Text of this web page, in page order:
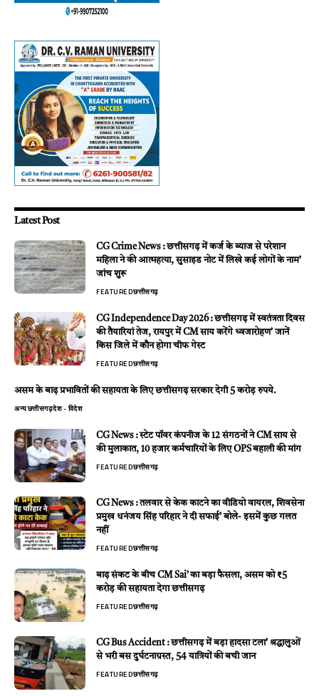
Latest Post
CG Crime News : छत्तीसगढ़ में कर्ज के ब्याज से परेशान
महिला ने की आत्महत्या, सुसाइड नोट में लिखे कई लोगों के नाम’
जांच शुरू
FEATUREDछत्तीसगढ़
CG Independence Day 2026 : छत्तीसगढ़ में स्वतंत्रता दिवस
की तैयारियां तेज, रायपुर में CM साय करेंगे ध्वजारोहण’ जानें
किस जिले में कौन होगा चीफ गेस्ट
FEATUREDछत्तीसगढ़
असम के बाढ़ प्रभावितों की सहायता के लिए छत्तीसगढ़ सरकार देगी 5 करोड़ रुपये.
अन्यछत्तीसगढ़देश - विदेश
CG News : स्टेट पॉवर कंपनीज के 12 संगठनों ने CM साय से
की मुलाकात, 10 हजार कर्मचारियों के लिए OPS बहाली की मांग
FEATUREDछत्तीसगढ़
CG News : तलवार से केक काटने का वीडियो वायरल, शिवसेना
प्रमुख धनंजय सिंह परिहार ने दी सफाई’ बोले- इसमें कुछ गलत
नहीं
FEATUREDछत्तीसगढ़
बाढ़ संकट के बीच CM Sai’ का बड़ा फैसला, असम को ₹5
करोड़ की सहायता देगा छत्तीसगढ़
FEATUREDछत्तीसगढ़
CG Bus Accident : छत्तीसगढ़ में बड़ा हादसा टला’ श्रद्धालुओं
से भरी बस दुर्घटनाग्रस्त, 54 यात्रियों की बची जान
FEATUREDछत्तीसगढ़